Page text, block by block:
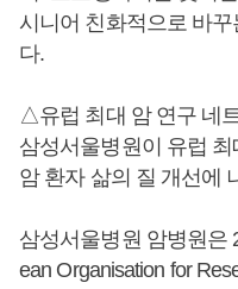
시니어 친화적으로 바
다.
△유럽 최대 암 연구 네
삼성서울병원이 유럽
암 환자 삶의 질 개선에
삼성서울병원 암병원은
ean Organisation for